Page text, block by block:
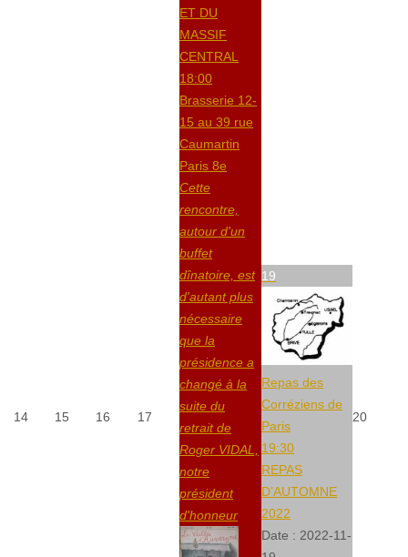
14 15 16 17
ET DU
MASSIF
CENTRAL
18:00
Brasserie 12-
15 au 39 rue
Caumartin
Paris 8e
Cette
rencontre,
autour d'un
buffet
dînatoire, est
d'autant plus
nécessaire
que la
présidence a
changé à la
suite du
retrait de
Roger VIDAL,
notre
président
d'honneur
19
Repas des
Corréziens de
Paris
19:30
REPAS
D’AUTOMNE
2022
Date : 2022-11-
20